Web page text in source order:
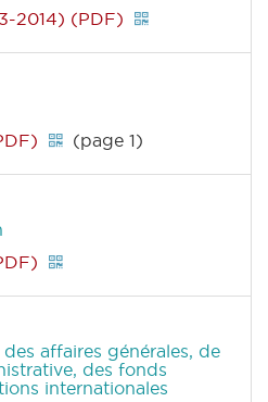
2014) (PDF)
(page 1)
affaires générales, de
des fonds
internationales